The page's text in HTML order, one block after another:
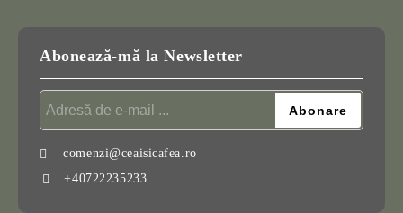
Abonează-mă la Newsletter
comenzi@ceaisicafea.ro
+40722235233